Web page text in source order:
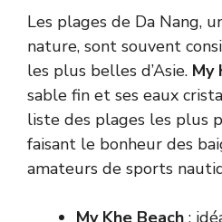
Les plages de Da Nang,
nature, sont souvent
les plus belles d’Asie. My
sable fin et ses eaux
liste des plages les plus
faisant le bonheur des
amateurs de sports
My Khe Beach :